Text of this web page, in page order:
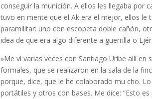
conseguir la munición. A ellos les llegaba por
tuvo en mente que el Ak era el mejor, ellos le
paramilitar: uno con escopeta doble cañón,
idea de que era algo diferente a guerrilla o
»Me vi varias veces con Santiago Uribe allí
formales, que se realizaron en la sala de la
porque, dice, que le he colaborado mu­ cho.
portátiles y otros con bases. Me dice: “Esto